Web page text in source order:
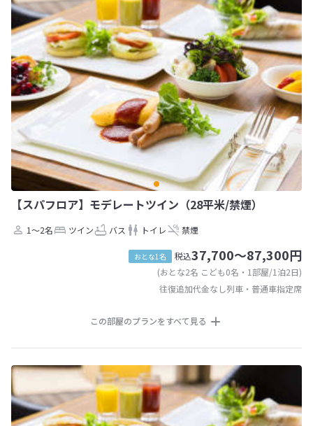
【スパフロア】モデレートツイン（28平米/禁煙）
1～2名 ツイン バス トイレ 禁煙
おとな1名 税込37,700～87,300円
(おとな2名 こども0名・1部屋/1泊2日)
往復追加代金なし列車・普通車指定席
この部屋のプランをすべて見る